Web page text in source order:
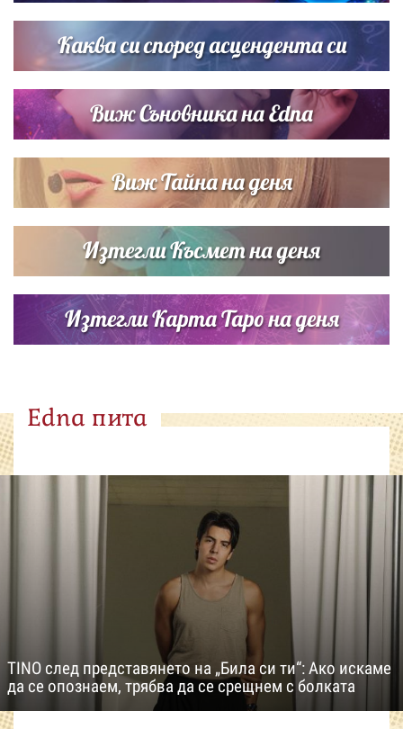
Братя Аргирови я изненадаха с песен
Каква си според асцендента си
Виж Съновника на Edna
Виж Тайна на деня
Изтегли Късмет на деня
Изтегли Карта Таро на деня
Edna пита
TINO след представянето на „Била си ти“: Ако искаме
да се опознаем, трябва да се срещнем с болката